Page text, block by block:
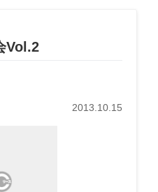
Vol.2
2013.10.15